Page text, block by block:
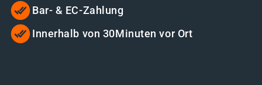
Bar- & EC-Zahlung
Innerhalb von 30Minuten vor Ort